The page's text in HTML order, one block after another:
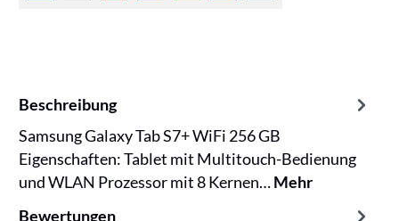
Beschreibung
Samsung Galaxy Tab S7+ WiFi 256 GB
Eigenschaften: Tablet mit Multitouch-Bedienung
und WLAN Prozessor mit 8 Kernen…Mehr
Bewertungen